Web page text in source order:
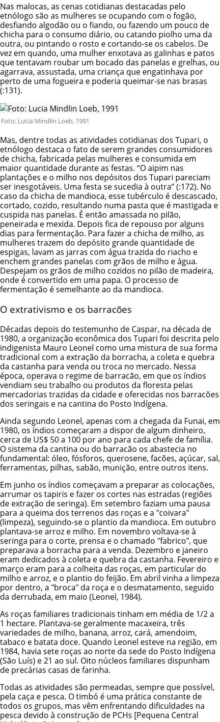
Nas malocas, as cenas cotidianas destacadas pelo
etnólogo são as mulheres se ocupando com o fogão,
desfiando algodão ou o fiando, ou fazendo um pouco de
chicha para o consumo diário, ou catando piolho uma da
outra, ou pintando o rosto e cortando-se os cabelos. De
vez em quando, uma mulher enxotava as galinhas e patos
que tentavam roubar um bocado das panelas e grelhas, ou
agarrava, assustada, uma criança que engatinhava por
perto de uma fogueira e poderia queimar-se nas brasas
(:131).
Foto: Lucia Mindlin Loeb, 1991
Mas, dentre todas as atividades cotidianas dos Tupari, o
etnólogo destaca o fato de serem grandes consumidores
de chicha, fabricada pelas mulheres e consumida em
maior quantidade durante as festas. “O aipim nas
plantações e o milho nos depósitos dos Tupari pareciam
ser inesgotáveis. Uma festa se sucedia à outra” (:172). No
caso da chicha de mandioca, esse tubérculo é descascado,
cortado, cozido, resultando numa pasta que é mastigada e
cuspida nas panelas. É então amassada no pilão,
peneirada e mexida. Depois fica de repouso por alguns
dias para fermentação. Para fazer a chicha de milho, as
mulheres trazem do depósito grande quantidade de
espigas, lavam as jarras com água trazida do riacho e
enchem grandes panelas com grãos de milho e água.
Despejam os grãos de milho cozidos no pilão de madeira,
onde é convertido em uma papa. O processo de
fermentação é semelhante ao da mandioca.
O extrativismo e os barracões
Décadas depois do testemunho de Caspar, na década de
1980, a organização econômica dos Tupari foi descrita pelo
indigenista Mauro Leonel como uma mistura de sua forma
tradicional com a extração da borracha, a coleta e quebra
da castanha para venda ou troca no mercado. Nessa
época, operava o regime de barracão, em que os índios
vendiam seu trabalho ou produtos da floresta pelas
mercadorias trazidas da cidade e oferecidas nos barracões
dos seringais e na cantina do Posto Indígena.
Ainda segundo Leonel, apenas com a chegada da Funai, em
1980, os índios começaram a dispor de algum dinheiro,
cerca de US$ 50 a 100 por ano para cada chefe de família.
O sistema da cantina ou do barracão os abastecia no
fundamental: óleo, fósforos, querosene, facões, açúcar, sal,
ferramentas, pilhas, sabão, munição, entre outros itens.
Em junho os índios começavam a preparar as colocações,
arrumar os tapiris e fazer os cortes nas estradas (regiões
de extração de seringa). Em setembro faziam uma pausa
para a queima dos terrenos das roças e a "coivara"
(limpeza), seguindo-se o plantio da mandioca. Em outubro
plantava-se arroz e milho. Em novembro voltava-se à
seringa para o corte, prensa e o chamado "fabrico", que
preparava a borracha para a venda. Dezembro e janeiro
eram dedicados à coleta e quebra da castanha. Fevereiro e
março eram para a colheita das roças, em particular do
milho e arroz, e o plantio do feijão. Em abril vinha a limpeza
por dentro, a "broca" da roça e o desmatamento, seguido
da derrubada, em maio (Leonel, 1984).
As roças familiares tradicionais tinham em média de 1/2 a
1 hectare. Plantava-se geralmente macaxeira, três
variedades de milho, banana, arroz, cará, amendoim,
tabaco e batata doce. Quando Leonel esteve na região, em
1984, havia sete roças ao norte da sede do Posto Indígena
(São Luís) e 21 ao sul. Oito núcleos familiares dispunham
de precárias casas de farinha.
Todas as atividades são permeadas, sempre que possível,
pela caça e pesca. O timbó é uma prática constante de
todos os grupos, mas vêm enfrentando dificuldades na
pesca devido à construção de PCHs [Pequena Central